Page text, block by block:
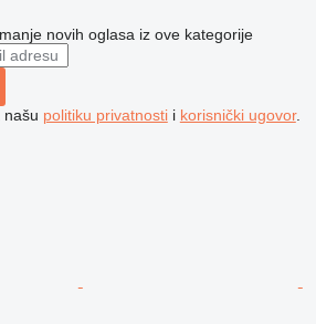
novih oglasa iz ove kategorije
našu politiku privatnostii korisnički ugovor.